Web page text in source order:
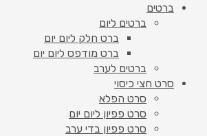
ברטים
ברטים ליום
ברט חלק ליום יום
ברט מודפס ליום יום
ברטים לערב
סרט חצי כיסוי
סרט הפלא
סרט פפיון ליום יום
סרט פפיון בדי ערב